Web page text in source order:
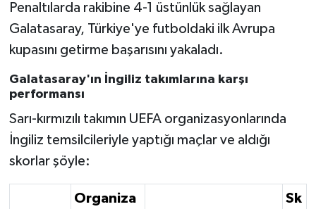
Penaltılarda rakibine 4-1 üstünlük sağlayan
Galatasaray, Türkiye'ye futboldaki ilk Avrupa
kupasını getirme başarısını yakaladı.
Galatasaray'ın İngiliz takımlarına karşı
performansı
Sarı-kırmızılı takımın UEFA organizasyonlarında
İngiliz temsilcileriyle yaptığı maçlar ve aldığı
skorlar şöyle:
Organiza
Sk